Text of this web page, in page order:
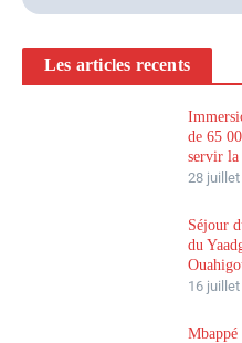
Les articles recents
de 65
servir la
28
Séjour
du
16
Mbappé